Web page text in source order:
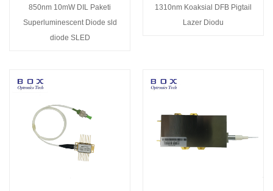
850nm 10mW DIL Paketi
Superluminescent Diode sld
diode SLED
1310nm Koaksial DFB Pigtail
Lazer Diodu